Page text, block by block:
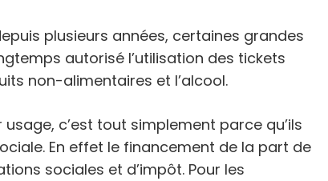
plusieurs années, certaines grandes
autorisé l’utilisation des tickets
non-alimentaires et l’alcool.
c’est tout simplement parce qu’ils
En effet le financement de la part de
sociales et d’impôt. Pour les